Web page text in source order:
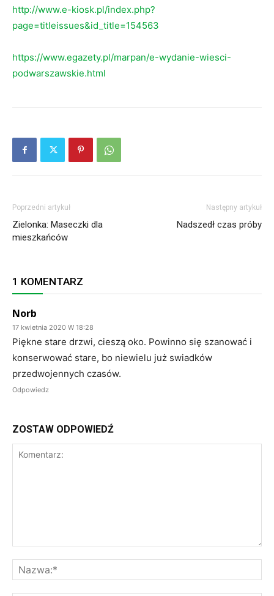
http://www.e-kiosk.pl/index.php?
page=titleissues&id_title=154563
https://www.egazety.pl/marpan/e-wydanie-wiesci-
podwarszawskie.html
Poprzedni artykuł
Zielonka: Maseczki dla
mieszkańców
Następny artykuł
Nadszedł czas próby
1 KOMENTARZ
Norb
17 kwietnia 2020 W 18:28
Piękne stare drzwi, cieszą oko. Powinno się szanować i
konserwować stare, bo niewielu już swiadków
przedwojennych czasów.
Odpowiedz
ZOSTAW ODPOWIEDŹ